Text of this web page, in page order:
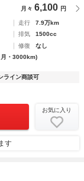
月々 6,100 円
走行
7.9万km
排気
1500cc
修復
なし
・3000km)
ライン商談可
お気に入り
す